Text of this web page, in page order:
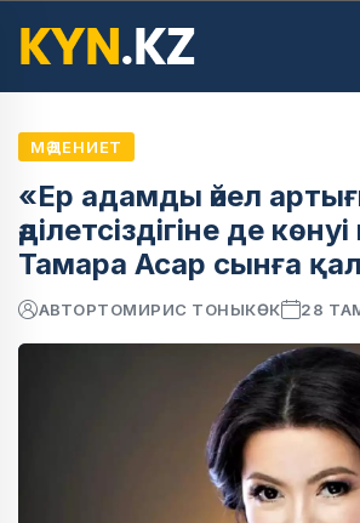
МӘДЕНИЕТ
«Ер адамды әйел
әділетсіздігіне де
Тамара Асар сынға
АВТОРТОМИРИС ТОНЫКӨК 28